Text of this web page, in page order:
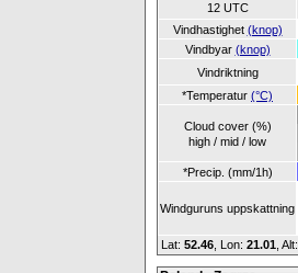
12 UTC
Vindhastighet (knop)
Vindbyar (knop)
Vindriktning
*Temperatur (°C)
Cloud cover (%)
high / mid / low
*Precip. (mm/1h)
Windguruns uppskattning
Lat: 52.46 , Lon: 21.01 Alt: